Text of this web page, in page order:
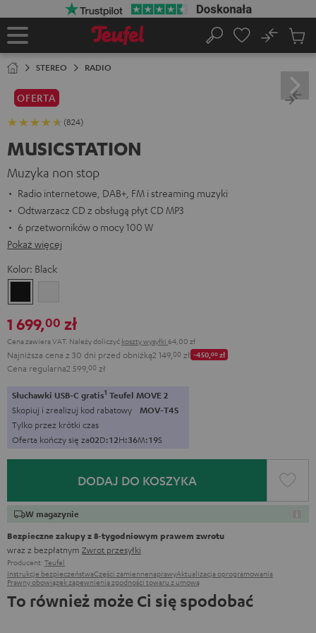
Strona
Szukaj
No
STEREO RADIO
OFERTA
(824)
MUSICSTATION
Muzyka non stop
Radio internetowe, DAB+, FM i streaming muzyki
Odtwarzacz CD z obsługą płyt CD MP3
6 przetworników o mocy 100 W
Pokaż więcej
Kolor: Black
1 699,00 zł
Cena zawiera VAT. Należy doliczyć koszty wysyłki 64,00 zł
Najniższa cena z 30 dni przed obniżką2 149, 00 zł -450,00zł
Cena regularna2 599, 00 zł
Słuchawki USB-C gratis1 Teufel MOVE 2
Skopiuj i zrealizuj kod rabatowy MOV-T4S
Tylko przez krótki czas
Oferta kończy się za02D:12H:36M:18S
DODAJ DO KOSZYKA
W magazynie
Bezpieczne zakupy z 8‑tygodniowym prawem zwrotu
wraz z bezpłatnym Zwrot przesyłki
Producent: Teufel
Instrukcje bezpieczeństwaCzęści zamiennenaprawyAktualizacja oprogramowania
Prawny obowiązek zapewnienia zgodności towaru z umową
To również może Ci się spodobać